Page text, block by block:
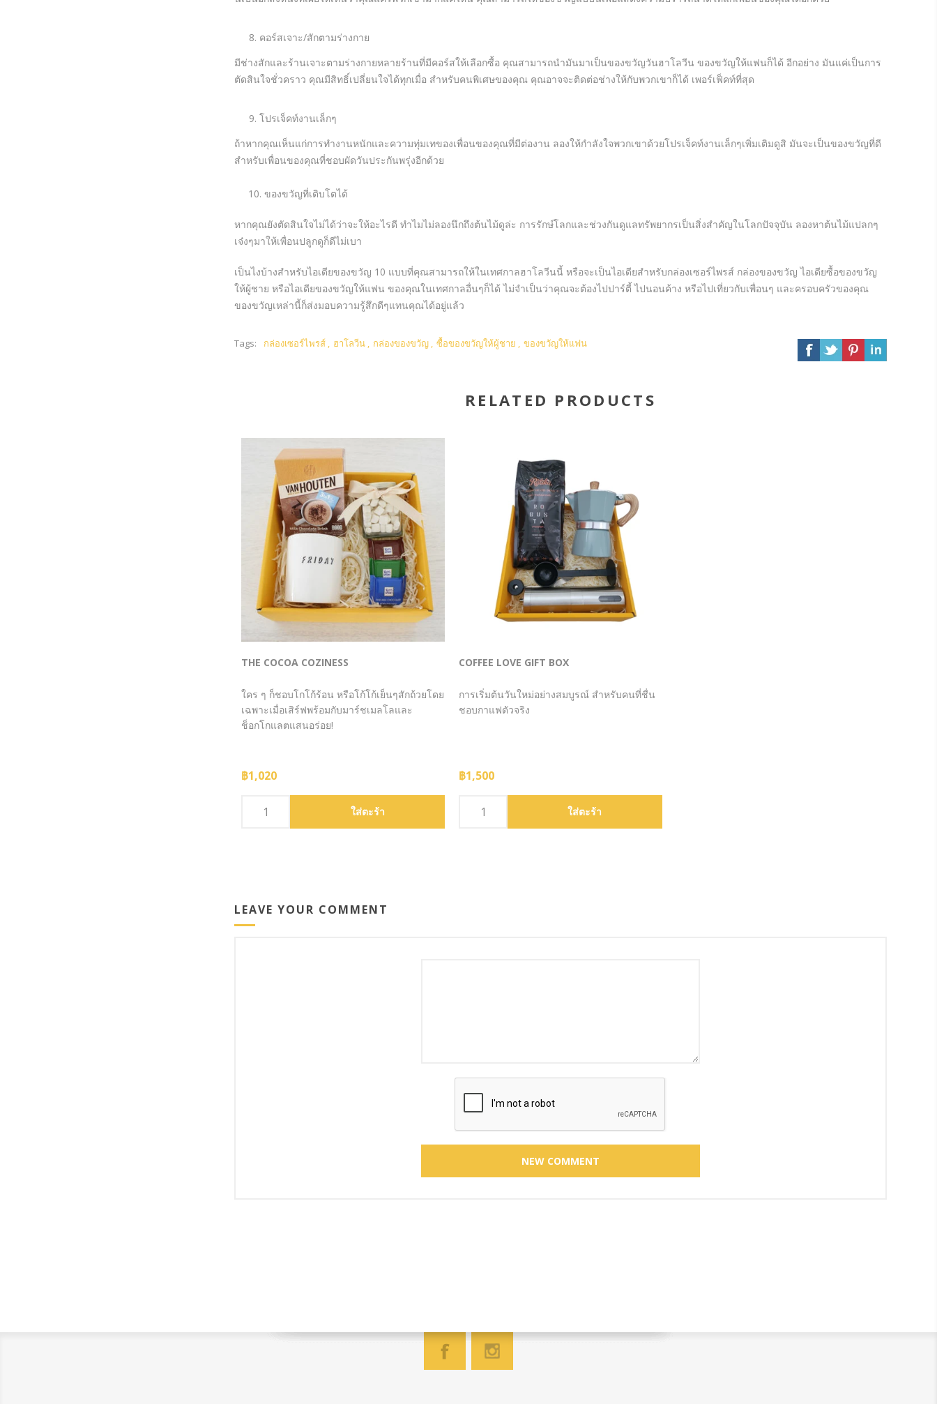
คอร์สเจาะ/สักตามร่างกาย
มีช่างสักและร้านเจาะตามร่างกายหลายร้านที่มีคอร์สให้เลือกซื้อ คุณสามารถนำมันมาเป็นของขวัญวันฮาโลวีน ของขวัญให้แฟนก็ได้ อีกอย่าง มันแค่เป็นการ
ตัดสินใจชั่วคราว คุณมีสิทธิ์เปลี่ยนใจได้ทุกเมื่อ สำหรับคนพิเศษของคุณ คุณอาจจะติดต่อช่างให้กับพวกเขาก็ได้ เพอร์เฟ็คท์ที่สุด
โปรเจ็คท์งานเล็กๆ
ถ้าหากคุณเห็นแก่การทำงานหนักและความทุ่มเทของเพื่อนของคุณที่มีต่องาน ลองให้กำลังใจพวกเขาด้วยโปรเจ็คท์งานเล็กๆเพิ่มเติมดูสิ มันจะเป็นของขวัญที่ดี
สำหรับเพื่อนของคุณที่ชอบผัดวันประกันพรุ่งอีกด้วย
10. ของขวัญที่เติบโตได้
หากคุณยังตัดสินใจไม่ได้ว่าจะให้อะไรดี ทำไมไม่ลองนึกถึงต้นไม้ดูล่ะ การรักษ์โลกและช่วงกันดูแลทรัพยากรเป็นสิ่งสำคัญในโลกปัจจุบัน ลองหาต้นไม้แปลกๆ
เจ๋งๆมาให้เพื่อนปลูกดูก็ดีไม่เบา
เป็นไงบ้างสำหรับไอเดียของขวัญ 10 แบบที่คุณสามารถให้ในเทศกาลฮาโลวีนนี้ หรือจะเป็นไอเดียสำหรับกล่องเซอร์ไพรส์ กล่องของขวัญ ไอเดียซื้อของขวัญ
ให้ผู้ชาย หรือไอเดียของขวัญให้แฟน ของคุณในเทศกาลอื่นๆก็ได้ ไม่จำเป็นว่าคุณจะต้องไปปาร์ตี้ ไปนอนค้าง หรือไปเที่ยวกับเพื่อนๆ และครอบครัวของคุณ
ของขวัญเหล่านี้ก็ส่งมอบความรู้สึกดีๆแทนคุณได้อยู่แล้ว
Tags: กล่องเซอร์ไพรส์ , ฮาโลวีน , กล่องของขวัญ , ซื้อของขวัญให้ผู้ชาย , ของขวัญให้แฟน
RELATED PRODUCTS
THE COCOA COZINESS
ใคร ๆ ก็ชอบโกโก้ร้อน หรือโก้โก้เย็นๆสักถ้วยโดย
เฉพาะเมื่อเสิร์ฟพร้อมกับมาร์ชเมลโลและ
ช็อกโกแลตแสนอร่อย!
฿1,020
COFFEE LOVE GIFT BOX
การเริ่มต้นวันใหม่อย่างสมบูรณ์ สำหรับคนที่ชื่น
ชอบกาแฟตัวจริง
฿1,500
LEAVE YOUR COMMENT